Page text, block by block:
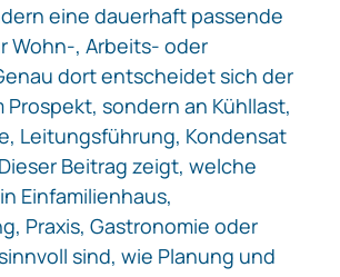
eine dauerhaft passende
Wohn-, Arbeits- oder
dort entscheidet sich der
Prospekt, sondern an Kühllast,
Leitungsführung, Kondensat
Beitrag zeigt, welche
Einfamilienhaus,
Praxis, Gastronomie oder
sind, wie Planung und